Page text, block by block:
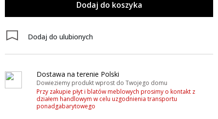
Dodaj do koszyka
Dodaj do ulubionych
Dostawa na terenie Polski
Dowieziemy produkt wprost do Twojego domu
Przy zakupie płyt i blatów meblowych prosimy o kontakt z
działem handlowym w celu uzgodnienia transportu
ponadgabarytowego